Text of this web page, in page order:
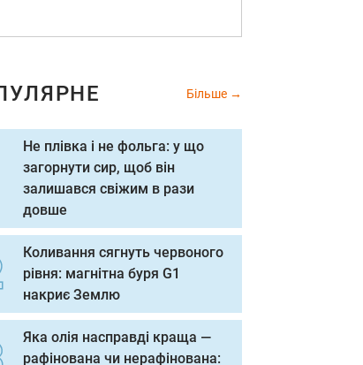
Більше
Не плівка і не фольга: у що
загорнути сир, щоб він
залишався свіжим в рази
довше
Коливання сягнуть червоного
рівня: магнітна буря G1
накриє Землю
Яка олія насправді краща —
рафінована чи нерафінована: